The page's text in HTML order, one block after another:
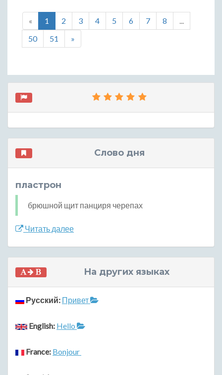
« 1 2 3 4 5 6 7 8
...
50
51 »
Слово дня
пластрон
брюшной щит панциря черепах
Читать далее
На других языках
Русский: Привет
English: Hello
France: Bonjour